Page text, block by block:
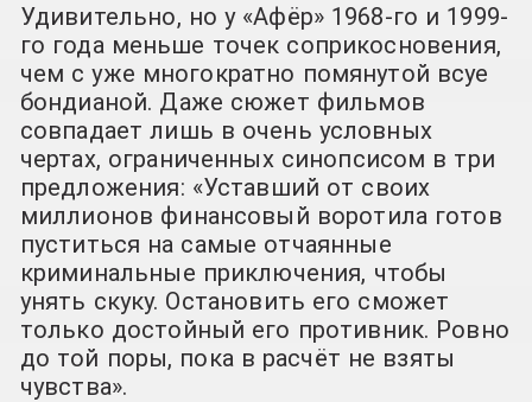
Удивительно, но у «Афёр» 1968-го и 1999-
го года меньше точек соприкосновения,
чем с уже многократно помянутой всуе
бондианой. Даже сюжет фильмов
совпадает лишь в очень условных
чертах, ограниченных синопсисом в три
предложения: «Уставший от своих
миллионов финансовый воротила готов
пуститься на самые отчаянные
криминальные приключения, чтобы
унять скуку. Остановить его сможет
только достойный его противник. Ровно
до той поры, пока в расчёт не взяты
чувства».